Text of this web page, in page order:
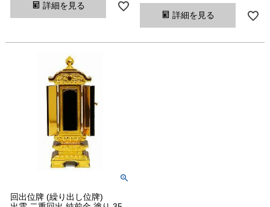
詳細を見る
詳細を見る
回出位牌 (繰り出し位牌)